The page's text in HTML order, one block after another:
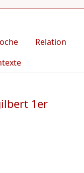
Relation
1er